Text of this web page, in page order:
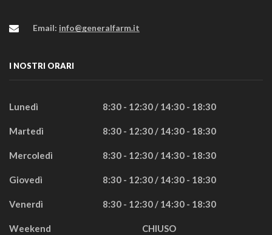
Email: info@generalfarm.it
I NOSTRI ORARI
Lunedì 8:30 - 12:30 / 14:30 - 18:30
Martedì 8:30 - 12:30 / 14:30 - 18:30
Mercoledì 8:30 - 12:30 / 14:30 - 18:30
Giovedì 8:30 - 12:30 / 14:30 - 18:30
Venerdì 8:30 - 12:30 / 14:30 - 18:30
Weekend CHIUSO